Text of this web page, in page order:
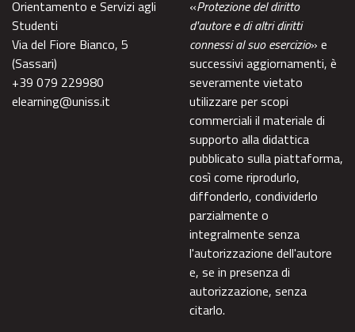
Orientamento e Servizi agli
Studenti
Via del Fiore Bianco, 5
(Sassari)
+39 079 229980
elearning@uniss.it
«Protezione del diritto
d'autore e di altri diritti
connessi al suo esercizio» e
successivi aggiornamenti, è
severamente vietato
utilizzare per scopi
commerciali il materiale di
supporto alla didattica
pubblicato sulla piattaforma,
così come riprodurlo,
diffonderlo, condividerlo
parzialmente o
integralmente senza
l'autorizzazione dell'autore
e, se in presenza di
autorizzazione, senza
citarlo.